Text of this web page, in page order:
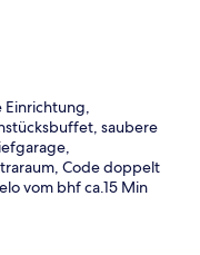
Einrichtung,
saubere
Code doppelt
vom bhf ca.15 Min
Am Bhf auf